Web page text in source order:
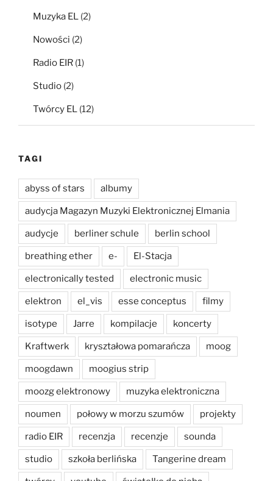
Muzyka EL (2)
Nowości (2)
Radio EIR (1)
Studio (2)
Twórcy EL (12)
TAGI
abyss of stars albumy
audycja Magazyn Muzyki Elektronicznej Elmania
audycje berliner schule berlin school
breathing ether e- El-Stacja
electronically tested electronic music
elektron el_vis esse conceptus filmy
isotype Jarre kompilacje koncerty
Kraftwerk kryształowa pomarańcza moog
moogdawn moogius strip
moozg elektronowy muzyka elektroniczna
noumen połowy w morzu szumów projekty
radio EIR recenzja recenzje sounda
studio szkoła berlińska Tangerine dream